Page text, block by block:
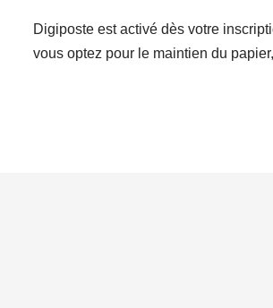
Digiposte est activé dès votre
vous optez pour le maintien du